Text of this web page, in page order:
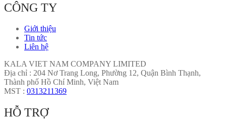
CÔNG TY
Giới thiệu
Tin tức
Liên hệ
KALA VIET NAM COMPANY LIMITED
Địa chỉ : 204 Nơ Trang Long, Phường 12, Quận Bình Thạnh,
Thành phố Hồ Chí Minh, Việt Nam
MST : 0313211369
HỖ TRỢ